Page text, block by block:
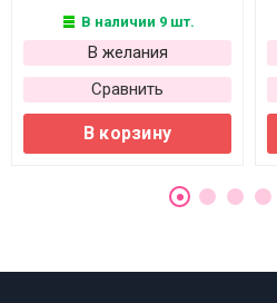
В наличии 9 шт.
В желания
Сравнить
В корзину